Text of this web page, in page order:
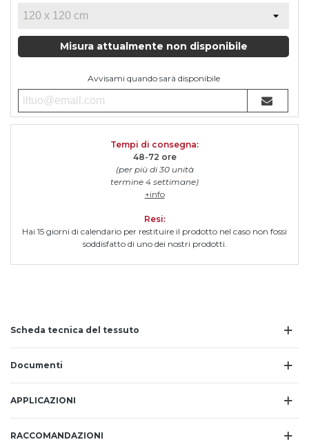
Misura attualmente non disponibile
Avvisami quando sarà disponibile
Tempi di consegna:
48-72 ore
(per più di 30 unità
termine 4 settimane)
+info
Resi:
Hai 15 giorni di calendario per restituire il prodotto nel caso non fossi
soddisfatto di uno dei nostri prodotti.
Scheda tecnica del tessuto
Documenti
APPLICAZIONI
RACCOMANDAZIONI